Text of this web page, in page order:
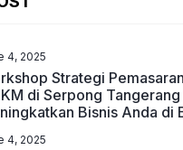
4, 2025
Strategi
di Serpong Tangerang
Bisnis Anda di
4, 2025